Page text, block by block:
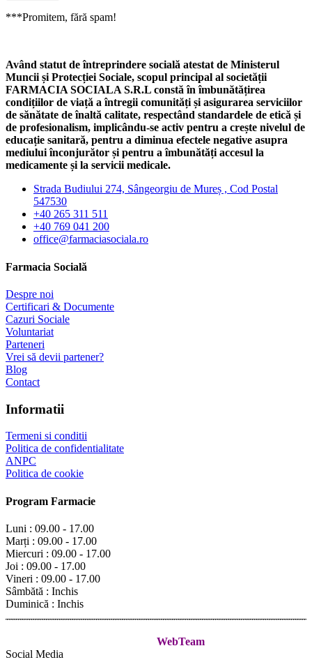
***Promitem, fără spam!
Având statut de întreprindere socială atestat de Ministerul
Muncii și Protecției Sociale, scopul principal al societății
FARMACIA SOCIALA S.R.L constă în îmbunătățirea
condițiilor de viață a întregii comunități și asigurarea serviciilor
de sănătate de înaltă calitate, respectând standardele de etică și
de profesionalism, implicându-se activ pentru a crește nivelul de
educație sanitară, pentru a diminua efectele negative asupra
mediului înconjurător și pentru a îmbunătăți accesul la
medicamente și la servicii medicale.
Strada Budiului 274, Sângeorgiu de Mureș , Cod Postal
547530
+40 265 311 511
+40 769 041 200
office@farmaciasociala.ro
Farmacia Socială
Despre noi
Certificari & Documente
Cazuri Sociale
Voluntariat
Parteneri
Vrei să devii partener?
Blog
Contact
Informatii
Termeni si conditii
Politica de confidentialitate
ANPC
Politica de cookie
Program Farmacie
Luni : 09.00 - 17.00
Marți : 09.00 - 17.00
Miercuri : 09.00 - 17.00
Joi : 09.00 - 17.00
Vineri : 09.00 - 17.00
Sâmbătă : Inchis
Duminică : Inchis
WebTeam
Social Media